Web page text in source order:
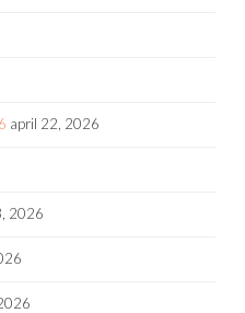
april 22, 2026
2026